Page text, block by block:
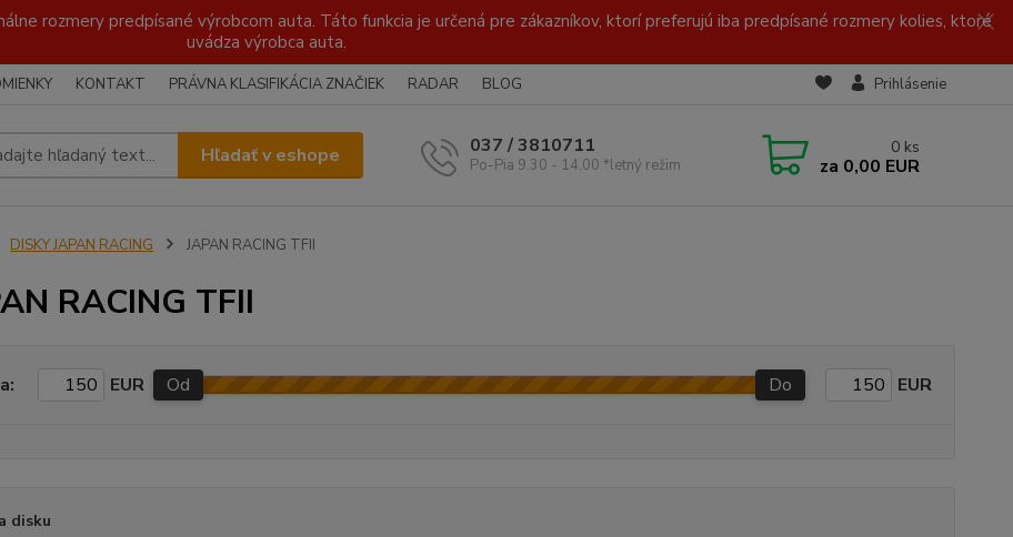
rozmery predpísané výrobcom auta. Táto funkcia je určená pre zákazníkov, ktorí preferujú iba predpísané rozmery kolies, ktoré
uvádza výrobca auta.
KONTAKT PRÁVNA KLASIFIKÁCIA ZNAČIEK RADAR BLOG Prihlásenie
Hľadať v eshope 037 / 3810711
Po-Pia 9.30 - 14.00 *letný režim
0 ks
za 0,00 EUR
DISKY JAPAN RACING JAPAN RACING TFII
RACING TFII
EUR Od Do EUR
disku